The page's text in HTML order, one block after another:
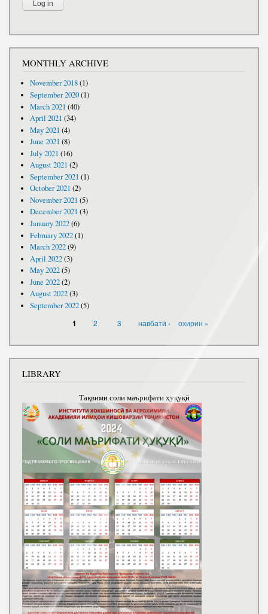
MONTHLY ARCHIVE
November 2018(1)
September 2020(1)
March 2021 (40)
April 2021 (34)
May 2021 (4)
June 2021 (8)
July 2021 (16)
August 2021 (2)
September 2021 (1)
October 2021 (2)
November 2021 (5)
December 2021 (3)
January 2022(6)
February 2022(1)
March 2022(9)
April 2022(3)
May 2022(5)
June 2022(2)
August 2022(3)
September 2022(5)
1 2 3 навбатӣ › охирин »
LIBRARY
Тақвими соли маърифати ҳуқуқӣ